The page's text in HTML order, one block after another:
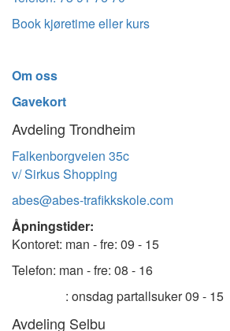
Book kjøretime eller kurs
Om oss
Gavekort
Avdeling Trondheim
Falkenborgveien 35c
v/ Sirkus Shopping
abes@abes-trafikkskole.com
Åpningstider:
Kontoret: man - fre: 09 - 15
Telefon: man - fre: 08 - 16
: onsdag partallsuker 09 - 15
Avdeling Selbu